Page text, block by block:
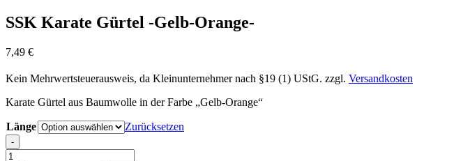
SSK Karate Gürtel -Gelb-Orange-
7,49 €
Kein Mehrwertsteuerausweis, da Kleinunternehmer nach §19 (1) UStG. zzgl. Versandkosten
Karate Gürtel aus Baumwolle in der Farbe „Gelb-Orange“
Länge Zurücksetzen
-
SSK